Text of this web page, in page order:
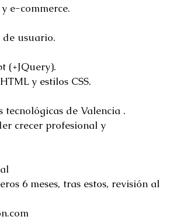
e-commerce.
de usuario.
(+JQuery).
y estilos CSS.
tecnológicas de Valencia .
crecer profesional y
6 meses, tras estos, revisión al